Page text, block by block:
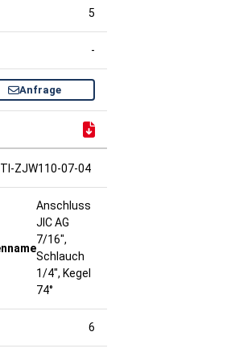
5
-
Anfrage
TI-ZJW110-07-04
Anschluss
JIC AG
7/16",
Schlauch
1/4", Kegel
74°
6